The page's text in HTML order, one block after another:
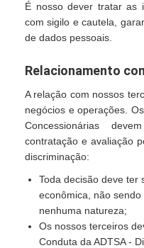
É nosso dever tratar as
com sigilo e cautela,
de dados pessoais.
Relacionamento
A relação com nossos
negócios e operações.
Concessionárias
contratação e avaliação
discriminação:
Toda decisão deve ter
econômica, não
nenhuma natureza;
Os nossos terceiros
Conduta da ADTSA -